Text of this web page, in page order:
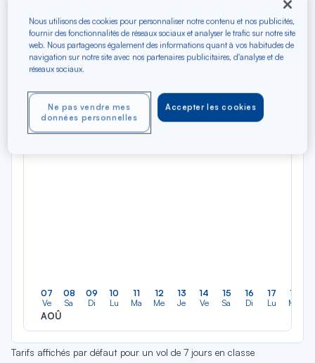
Aller-Retour Aller simple
Filtrer Vider
Précédent
AOÛ 2026
N/A*
Aller / Retour — Économique
07
Ve
AOÛ
08
Sa
09
Di
10
Lu
11
Ma
12
Me
13
Je
14
Ve
15
Sa
16
Di
17
Lu
18
Ma
Tarifs affichés par défaut pour un vol de 7 jours en classe
Nous utilisons des cookies pour personnaliser notre contenu et nos publicités,
fournir des fonctionnalités de réseaux sociaux et analyser le trafic sur notre site
web. Nous partageons également des informations quant à vos habitudes de
navigation sur notre site avec nos partenaires publicitaires, d'analyse et de
réseaux sociaux.
Accepter les cookies
Ne pas vendre mes
données personnelles